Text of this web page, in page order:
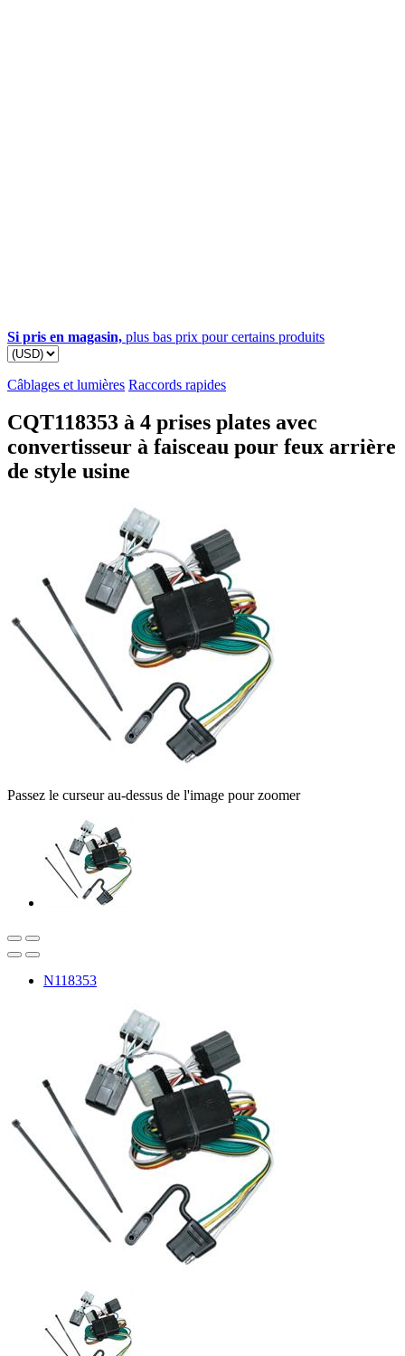
Si pris en magasin, plus bas prix pour certains produits
Câblages et lumières Raccords rapides
CQT118353 à 4 prises plates avec
convertisseur à faisceau pour feux arrière
de style usine
Passez le curseur au-dessus de l'image pour zoomer
N118353